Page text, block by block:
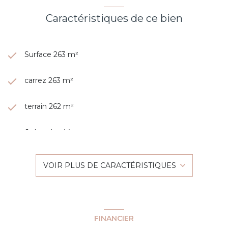
Caractéristiques de ce bien
Surface 263 m²
carrez 263 m²
terrain 262 m²
6 chambre(s)
VOIR PLUS DE CARACTÉRISTIQUES
FINANCIER